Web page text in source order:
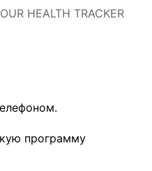
HEALTH TRACKER
программу